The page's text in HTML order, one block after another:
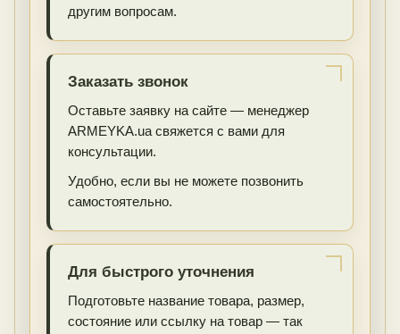
другим вопросам.
Заказать звонок
Оставьте заявку на сайте — менеджер
ARMEYKA.ua свяжется с вами для
консультации.
Удобно, если вы не можете позвонить
самостоятельно.
Для быстрого уточнения
Подготовьте название товара, размер,
состояние или ссылку на товар — так